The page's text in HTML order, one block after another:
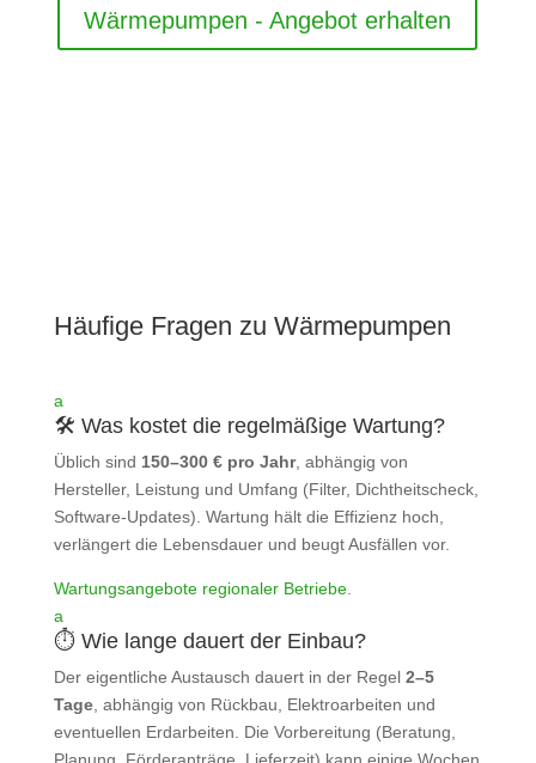
Wärmepumpen - Angebot erhalten
Häufige Fragen zu Wärmepumpen
a
🛠️ Was kostet die regelmäßige Wartung?
Üblich sind 150–300 € pro Jahr, abhängig von
Hersteller, Leistung und Umfang (Filter, Dichtheitscheck,
Software‑Updates). Wartung hält die Effizienz hoch,
verlängert die Lebensdauer und beugt Ausfällen vor.
Wartungsangebote regionaler Betriebe.
a
⏱️ Wie lange dauert der Einbau?
Der eigentliche Austausch dauert in der Regel 2–5
Tage, abhängig von Rückbau, Elektroarbeiten und
eventuellen Erdarbeiten. Die Vorbereitung (Beratung,